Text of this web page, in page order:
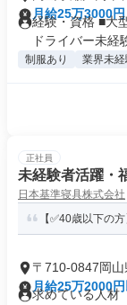
月給25万3000
経験・資格 ■大
ドライバー未経
制服あり 業界未
正社員
未経験者活躍・
日本基準寝具株式会社
【✅40歳以下の
〒710-0847岡
月給25万2000
求めている人材